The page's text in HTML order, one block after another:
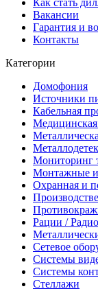
Как стать
Вакансии
Гарантия и
Контакты
Категории
Домофония
Источники
Кабельная
Медицинская
Мониторинг
Монтажные и
Охранная и
Рации /
Сетевое
Системы
Системы
Стеллажи